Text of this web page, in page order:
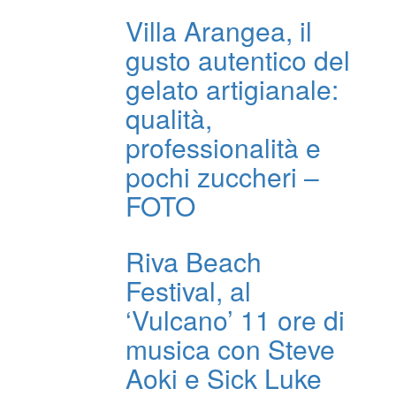
Villa Arangea, il
gusto autentico del
gelato artigianale:
qualità,
professionalità e
pochi zuccheri –
FOTO
Riva Beach
Festival, al
‘Vulcano’ 11 ore di
musica con Steve
Aoki e Sick Luke